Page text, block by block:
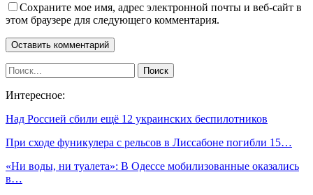
Сохраните мое имя, адрес электронной почты и веб-сайт в
этом браузере для следующего комментария.
Интересное:
Над Россией сбили ещё 12 украинских беспилотников
При сходе фуникулера с рельсов в Лиссабоне погибли 15…
«Ни воды, ни туалета»: В Одессе мобилизованные оказались
в…